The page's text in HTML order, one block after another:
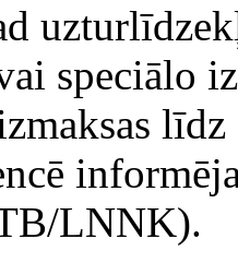
speciālo
līdz
LNNK).